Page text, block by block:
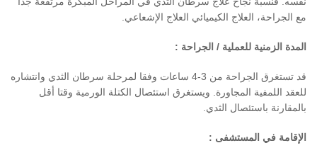
مع الجراحة، العلاج الكيميائي العلاج الإشعاعي
المدة الزمنية للعملية / الجراحة :
قد تستغرق الجراحة من 3-4
ساعات وفقا لمرحلة سرطان الثدي وانتشاره
للعقد اللمفية المجاورة
ويستغرق استئصال الكتلة الورمية وقتا أقل
بالمقارنة باستئصال الثدي
الإقامة في المستشفى :